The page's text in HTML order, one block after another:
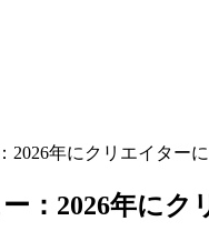
2026年にクリエイター
：2026年に